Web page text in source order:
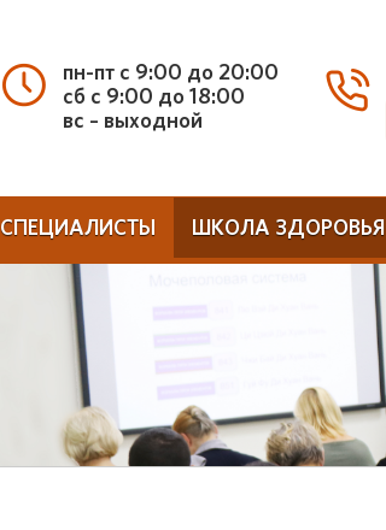
пн-пт с 9:00 до 20:00
сб с 9:00 до 18:00
вс – выходной
СПЕЦИАЛИСТЫ ШКОЛА ЗДОРОВЬЯ